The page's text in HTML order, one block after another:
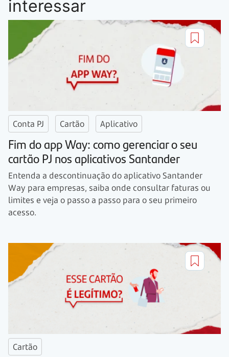
interessar
Conta PJ Cartão Aplicativo
Fim do app Way: como gerenciar o seu
cartão PJ nos aplicativos Santander
Entenda a descontinuação do aplicativo Santander
Way para empresas, saiba onde consultar faturas ou
limites e veja o passo a passo para o seu primeiro
acesso.
Cartão